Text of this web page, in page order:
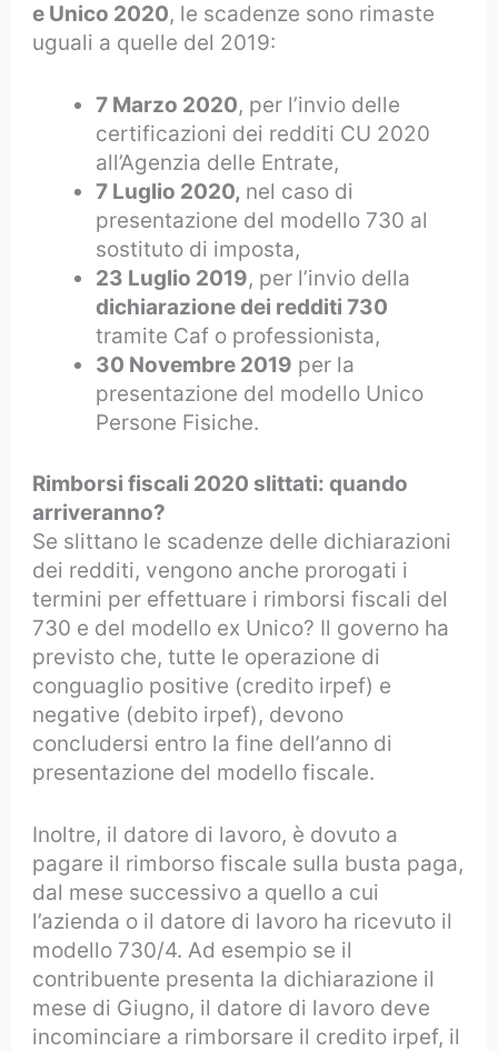
e Unico 2020, le scadenze sono rimaste
uguali a quelle del 2019:
7 Marzo 2020, per l’invio delle
certificazioni dei redditi CU 2020
all’Agenzia delle Entrate,
7 Luglio 2020, nel caso di
presentazione del modello 730 al
sostituto di imposta,
23 Luglio 2019, per l’invio della
dichiarazione dei redditi 730
tramite Caf o professionista,
30 Novembre 2019 per la
presentazione del modello Unico
Persone Fisiche.
Rimborsi fiscali 2020 slittati: quando
arriveranno?
Se slittano le scadenze delle dichiarazioni
dei redditi, vengono anche prorogati i
termini per effettuare i rimborsi fiscali del
730 e del modello ex Unico? Il governo ha
previsto che, tutte le operazione di
conguaglio positive (credito irpef) e
negative (debito irpef), devono
concludersi entro la fine dell’anno di
presentazione del modello fiscale.
Inoltre, il datore di lavoro, è dovuto a
pagare il rimborso fiscale sulla busta paga,
dal mese successivo a quello a cui
l’azienda o il datore di lavoro ha ricevuto il
modello 730/4. Ad esempio se il
contribuente presenta la dichiarazione il
mese di Giugno, il datore di lavoro deve
incominciare a rimborsare il credito irpef, il